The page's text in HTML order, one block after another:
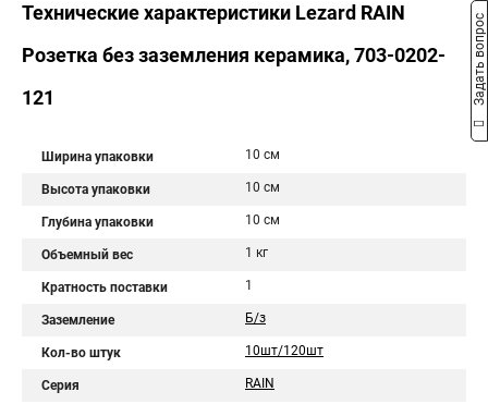
Технические характеристики Lezard RAIN
Розетка без заземления керамика, 703-0202-
121
Ширина упаковки 10 см
Высота упаковки 10 см
Глубина упаковки 10 см
Объемный вес 1 кг
Кратность поставки 1
Заземление Б/з
Кол-во штук 10шт/120шт
Серия RAIN
Задать вопрос